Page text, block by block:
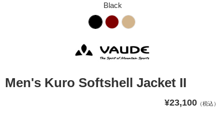
Men's Kuro Softshell Jacket II
¥23,100 （税込）
Black